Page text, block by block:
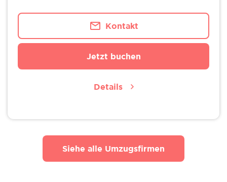
Kontakt
Jetzt buchen
Details
Siehe alle Umzugsfirmen